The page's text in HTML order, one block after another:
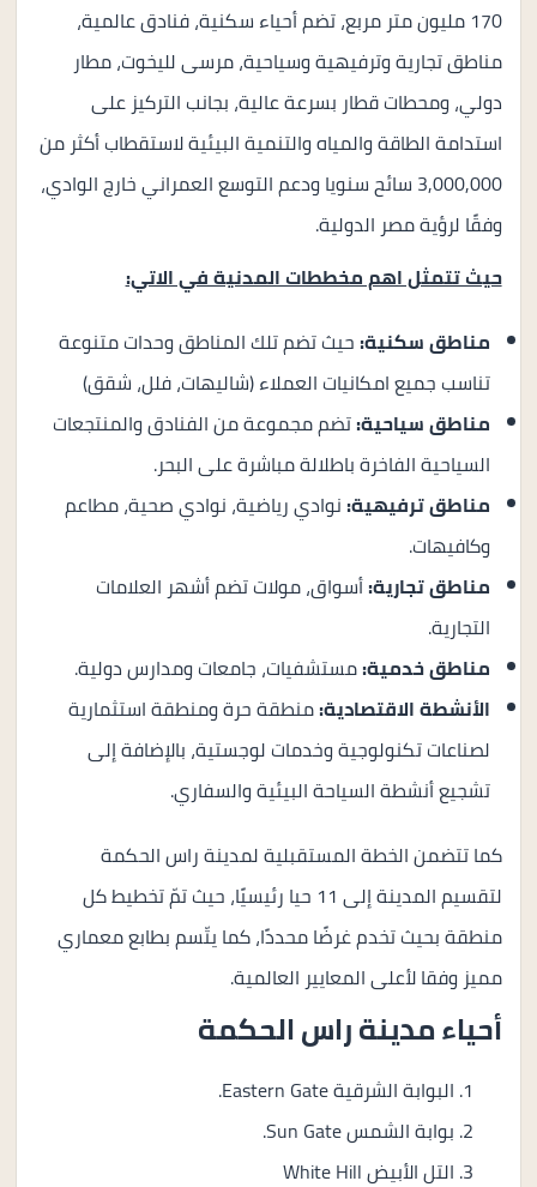
170 مليون متر مربع، تضم أحياء سكنية، فنادق عالمية،
مناطق تجارية وترفيهية وسياحية، مرسى لليخوت، مطار
دولي، ومحطات قطار بسرعة عالية، بجانب التركيز على
استدامة الطاقة والمياه والتنمية البيئية لاستقطاب أكثر من
3,000,000 سائح سنويا ودعم التوسع العمراني خارج الوادي،
وفقًا لرؤية مصر الدولية.
حيث تتمثل اهم مخططات المدنية في الاتي:
مناطق سكنية:حيث تضم تلك المناطق وحدات متنوعة
تناسب جميع امكانيات العملاء (شاليهات، فلل، شقق)
مناطق سياحية:تضم مجموعة من الفنادق والمنتجعات
السياحية الفاخرة باطلالة مباشرة على البحر.
مناطق ترفيهية:نوادي رياضية، نوادي صحية، مطاعم
وكافيهات.
مناطق تجارية:أسواق، مولات تضم أشهر العلامات
التجارية.
مناطق خدمية:مستشفيات، جامعات ومدارس دولية.
الأنشطة الاقتصادية:منطقة حرة ومنطقة استثمارية
لصناعات تكنولوجية وخدمات لوجستية، بالإضافة إلى
تشجيع أنشطة السياحة البيئية والسفاري.
كما تتضمن الخطة المستقبلية لمدينة راس الحكمة
لتقسيم المدينة إلى 11 حيا رئيسيًا، حيث تمّ تخطيط كل
منطقة بحيث تخدم غرضًا محددًا، كما يتّسم بطابع معماري
مميز وفقا لأعلى المعايير العالمية.
أحياء مدينة راس الحكمة
البوابة الشرقية Eastern Gate.
بوابة الشمس Sun Gate.
التل الأبيض White Hill